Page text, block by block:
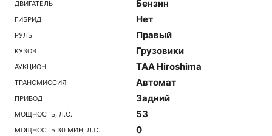
ДВИГАТЕЛЬ Бензин
ГИБРИД Нет
РУЛЬ Правый
КУЗОВ Грузовики
АУКЦИОН TAA Hiroshima
ТРАНСМИССИЯ Автомат
ПРИВОД Задний
МОЩНОСТЬ, Л.С. 53
МОЩНОСТЬ 30 МИН, Л.С. 0